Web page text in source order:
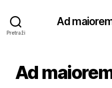
Pretraži
Ad
Ad